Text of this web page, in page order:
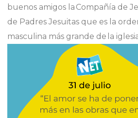
buenos amigos la Compañía de
de Padres Jesuitas que es la
masculina más grande de la